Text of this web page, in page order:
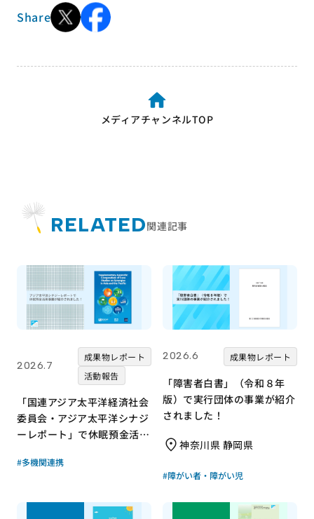
Share
メディアチャンネルTOP
RELATED関連記事
2026.7
成果物レポート
活動報告
「国連アジア太平洋経済社会
委員会・アジア太平洋シナジ
ーレポート」で休眠預金活用
果物レポート
#多機関連携
2026.6 成果物レポート
「障害者白書」（令和８年
版）で実行団体の事業が紹介
されました！
神奈川県 静岡県
#障がい者・障がい児